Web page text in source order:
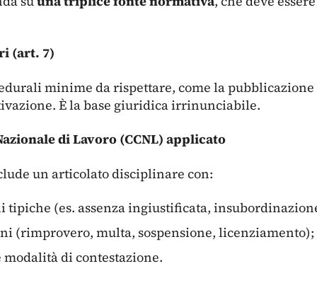
(art. 7)
minime da rispettare, come la
È la base giuridica irrinunciabile.
di Lavoro (CCNL) applicato
un articolato disciplinare con:
(es. assenza ingiustificata,
(rimprovero, multa, sospensione, licenziamento);
di contestazione.